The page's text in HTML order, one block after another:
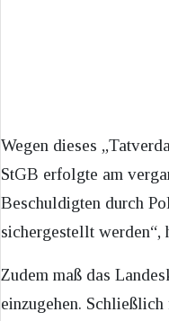
Wegen dieses
StGB erfolgte am
Beschuldigten durch
sichergestellt werden“,
Zudem maß das
einzugehen.